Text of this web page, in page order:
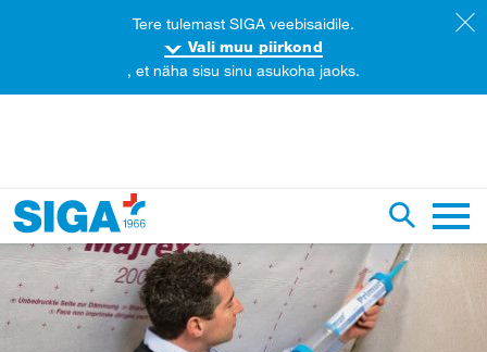
Otsingu
sellel veebilehel
Tere tulemast SIGA veebisaidile.
Vali muu piirkond
, et näha sisu sinu asukoha jaoks.